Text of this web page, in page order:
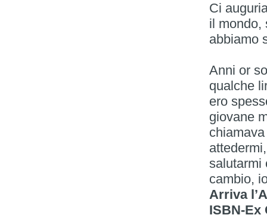
Ci
il mondo,
abbiamo
Anni or
qualche
ero
giovane
salutarmi
cambio,
Arriva
ISBN-Ex